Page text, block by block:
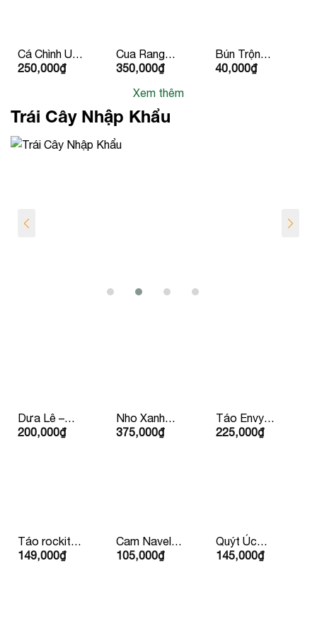
Cá Chình Um
Chuối 2
250,000₫
Cua Rang
Me
350,000₫
Bún Trộn
Chay
40,000₫
Xem thêm
Trái Cây Nhập Khẩu
Dưa Lê –
Hàn Quốc
200,000₫
Nho Xanh
Bay Úc/ Mỹ
375,000₫
Táo Envy
Mỹ/
225,000₫
Táo rockit
424g 4 Quả
149,000₫
Cam Navel
Ruột Vàng
105,000₫
Quýt Úc
Hàng Bay
145,000₫